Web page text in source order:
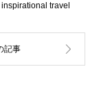
inspirational travel